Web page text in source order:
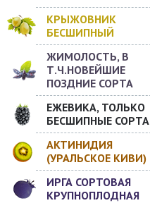
КРЫЖОВНИК
БЕСШИПНЫЙ
ЖИМОЛОСТЬ, В
Т.Ч.НОВЕЙШИЕ
ПОЗДНИЕ СОРТА
ЕЖЕВИКА, ТОЛЬКО
БЕСШИПНЫЕ СОРТА
АКТИНИДИЯ
(УРАЛЬСКОЕ КИВИ)
ИРГА СОРТОВАЯ
КРУПНОПЛОДНАЯ